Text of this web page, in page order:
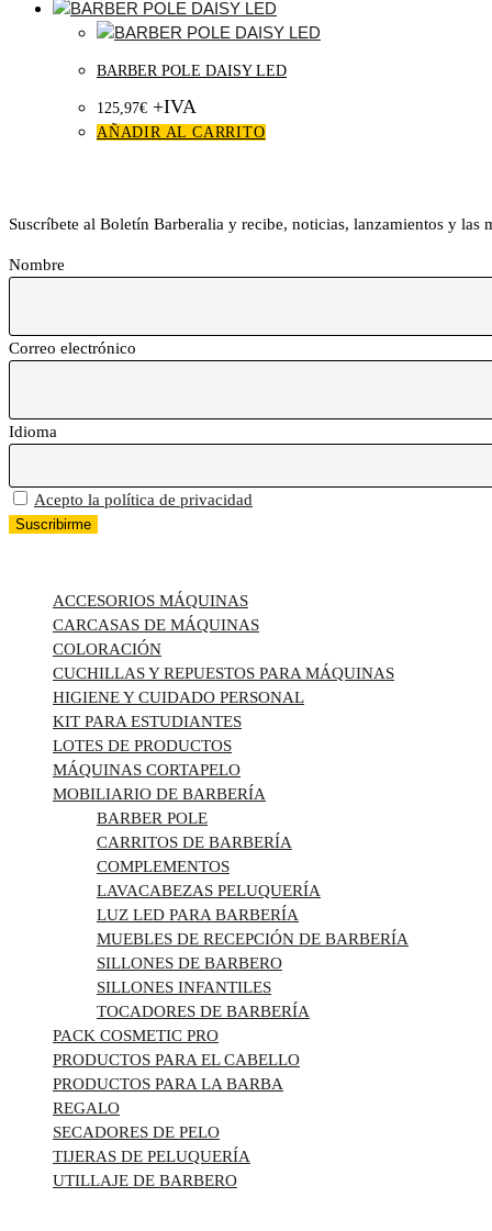
Suscríbete al Boletín Barberalia y recibe, noticias, lanzamientos y las
Nombre
Correo electrónico
Idioma
Acepto la política de privacidad
ACCESORIOS MÁQUINAS
CARCASAS DE MÁQUINAS
COLORACIÓN
CUCHILLAS Y REPUESTOS PARA MÁQUINAS
HIGIENE Y CUIDADO PERSONAL
KIT PARA ESTUDIANTES
LOTES DE PRODUCTOS
MÁQUINAS CORTAPELO
MOBILIARIO DE BARBERÍA
BARBER POLE
CARRITOS DE BARBERÍA
COMPLEMENTOS
LAVACABEZAS PELUQUERÍA
LUZ LED PARA BARBERÍA
MUEBLES DE RECEPCIÓN DE BARBERÍA
SILLONES DE BARBERO
SILLONES INFANTILES
TOCADORES DE BARBERÍA
PACK COSMETIC PRO
PRODUCTOS PARA EL CABELLO
PRODUCTOS PARA LA BARBA
REGALO
SECADORES DE PELO
TIJERAS DE PELUQUERÍA
UTILLAJE DE BARBERO
BARBER POLE DAISY LED
125,97€ +IVA
AÑADIR AL CARRITO